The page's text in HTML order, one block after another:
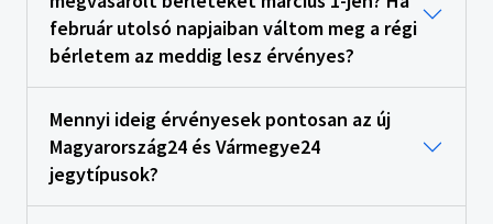
február utolsó napjaiban váltom meg a régi
bérletem az meddig lesz érvényes?
Mennyi ideig érvényesek pontosan az új
Magyarország24 és Vármegye24
jegytípusok?